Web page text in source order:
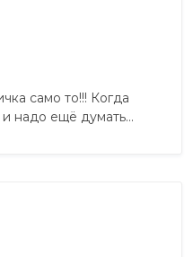
само то!!! Когда
надо ещё думать...